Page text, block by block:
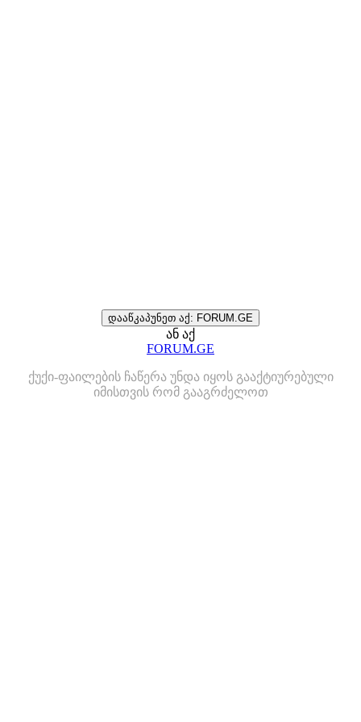
დააწკაპუნეთ აქ: FORUM.GE
ან აქ
FORUM.GE
ქუქი-ფაილების ჩაწერა უნდა იყოს გააქტიურებული
იმისთვის რომ გააგრძელოთ